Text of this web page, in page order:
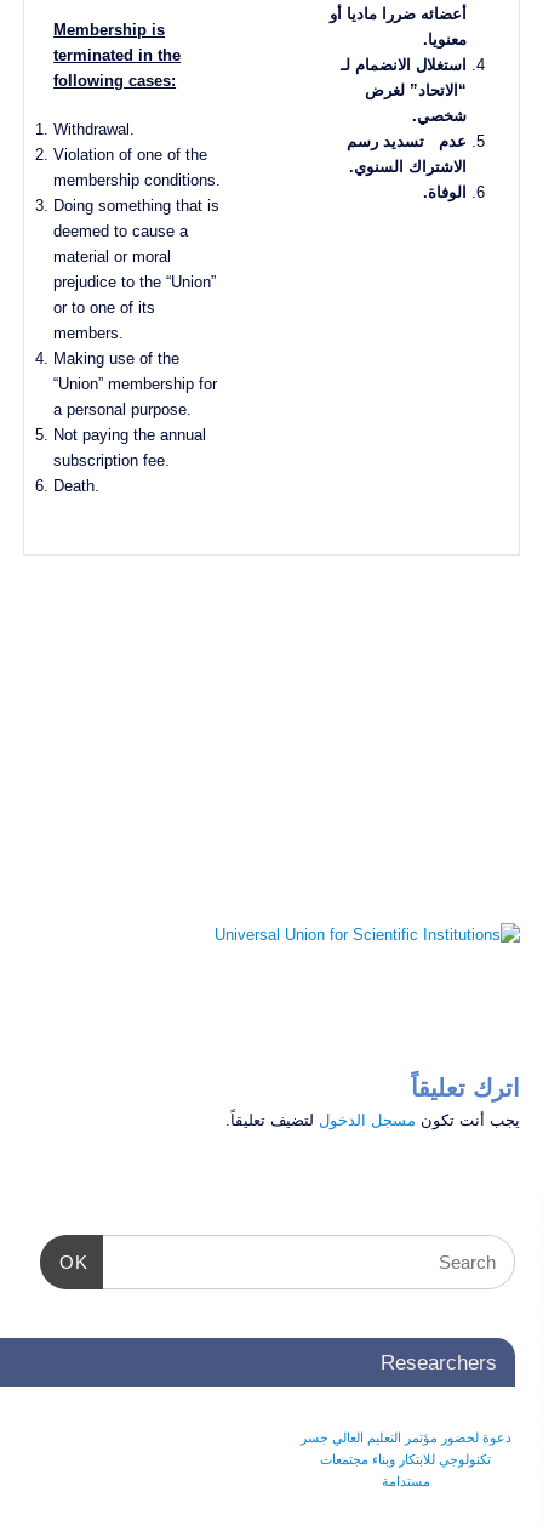
أعضائه ضررا ماديا أو
معنويا.
استغلال الانضمام لـ
“الاتحاد” لغرض
شخصي.
عدم تسديد رسم
الاشتراك السنوي.
الوفاة.
Membership is
terminated in the
following cases:
Withdrawal.
Violation of one of the
membership conditions.
Doing something that is
deemed to cause a
material or moral
prejudice to the “Union”
or to one of its
members.
Making use of the
“Union” membership for
a personal purpose.
Not paying the annual
subscription fee.
Death.
اترك تعليقاً
يجب أنت تكون مسجل الدخول لتضيف تعليقاً.
OK
Researchers
دعوة لحضور مؤتمر التعليم العالي جسر
تكنولوجي للابتكار وبناء مجتمعات
مستدامة